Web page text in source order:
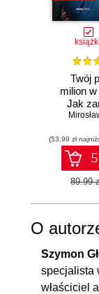
Twój
milion
Jak
(53,99 zł
89.99
O
Szymon
specjalista
właściciel